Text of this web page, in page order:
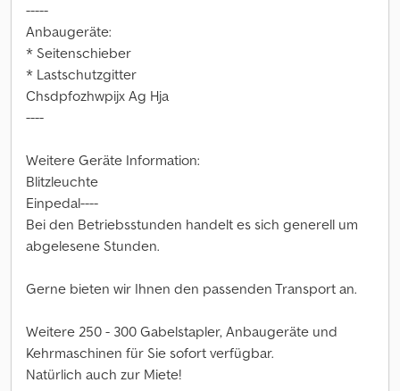
-----
Anbaugeräte:
* Seitenschieber
* Lastschutzgitter
Chsdpfozhwpijx Ag Hja
----
Weitere Geräte Information:
Blitzleuchte
Einpedal----
Bei den Betriebsstunden handelt es sich generell um
abgelesene Stunden.
Gerne bieten wir Ihnen den passenden Transport an.
Weitere 250 - 300 Gabelstapler, Anbaugeräte und
Kehrmaschinen für Sie sofort verfügbar.
Natürlich auch zur Miete!